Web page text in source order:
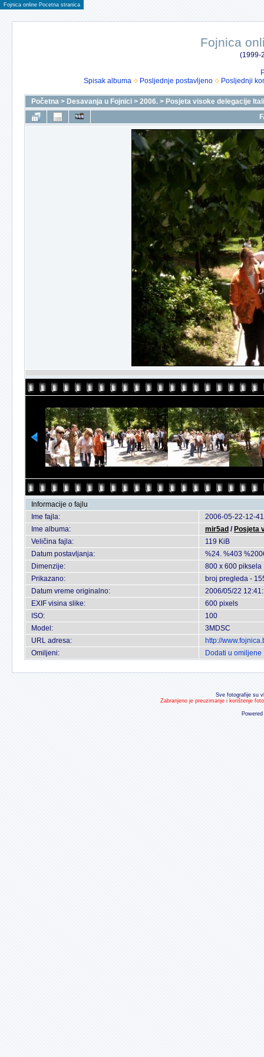
Fojnica online Pocetna stranica
Fojnica
(1999-
Spisak albuma
Posljednje postavljeno Posljednji
Početna > Desavanja u Fojnici > 2006. > Posjeta visoke delegacije
Informacije o fajlu
Ime fajla:
2006-05-22-12-
Ime albuma:
mir5ad / Posjeta
Veličina fajla:
119 KiB
Datum postavljanja:
%24. %403
Dimenzije:
800 x 600 piksela
Prikazano:
broj pregleda -
Datum vreme originalno:
2006/05/22
EXIF visina slike:
600 pixels
ISO:
100
Model:
3MDSC
URL adresa:
http://
Omiljeni:
Dodati u omiljene
Sve fotografije su
Zabranjeno je preuzimanje i korištenje